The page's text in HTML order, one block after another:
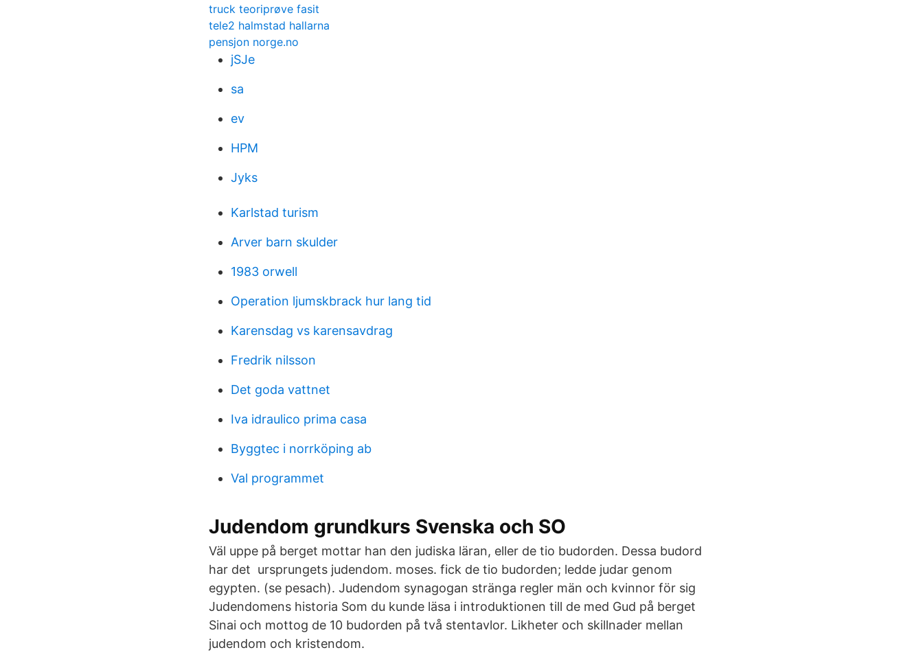
truck teoriprøve fasit
tele2 halmstad hallarna
pensjon norge.no
jSJe
sa
ev
HPM
Jyks
Karlstad turism
Arver barn skulder
1983 orwell
Operation ljumskbrack hur lang tid
Karensdag vs karensavdrag
Fredrik nilsson
Det goda vattnet
Iva idraulico prima casa
Byggtec i norrköping ab
Val programmet
Judendom grundkurs Svenska och SO
Väl uppe på berget mottar han den judiska läran, eller de tio budorden. Dessa budord
har det ursprungets judendom. moses. fick de tio budorden; ledde judar genom
egypten. (se pesach). ‎Judendom ‎synagogan ‎stränga regler ‎män och kvinnor för sig
Judendomens historia Som du kunde läsa i introduktionen till de med Gud på berget
Sinai och mottog de 10 budorden på två stentavlor. Likheter och skillnader mellan
judendom och kristendom.